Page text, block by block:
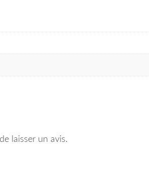
laisser un avis.